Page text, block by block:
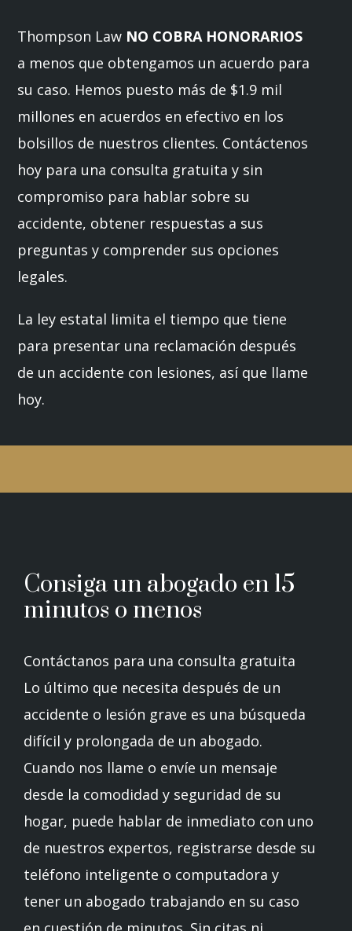
Thompson Law NO COBRA HONORARIOS
a menos que obtengamos un acuerdo para
su caso. Hemos puesto más de $1.9 mil
millones en acuerdos en efectivo en los
bolsillos de nuestros clientes. Contáctenos
hoy para una consulta gratuita y sin
compromiso para hablar sobre su
accidente, obtener respuestas a sus
preguntas y comprender sus opciones
legales.
La ley estatal limita el tiempo que tiene
para presentar una reclamación después
de un accidente con lesiones, así que llame
hoy.
Consiga un abogado en 15
minutos o menos
Contáctanos para una consulta gratuita
Lo último que necesita después de un
accidente o lesión grave es una búsqueda
difícil y prolongada de un abogado.
Cuando nos llame o envíe un mensaje
desde la comodidad y seguridad de su
hogar, puede hablar de inmediato con uno
de nuestros expertos, registrarse desde su
teléfono inteligente o computadora y
tener un abogado trabajando en su caso